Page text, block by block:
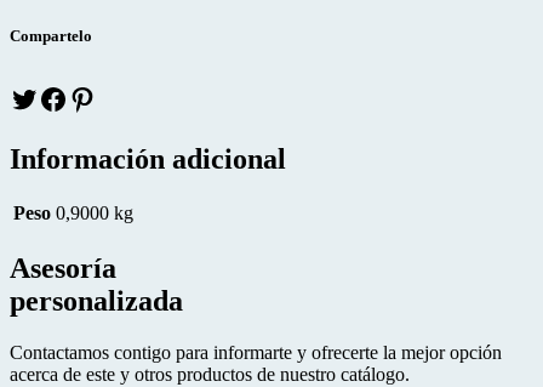
Compartelo
Twitterfacebook
Información adicional
Peso 0,9000 kg
Asesoría
personalizada
Contactamos contigo para informarte y ofrecerte la mejor opción
acerca de este y otros productos de nuestro catálogo.